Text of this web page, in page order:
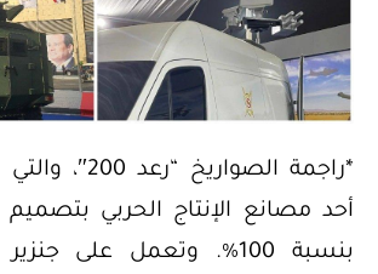
*راجمة الصواريخ
أحد مصانع الإنتاج الحربي
بنسبة 100%. وتعمل على